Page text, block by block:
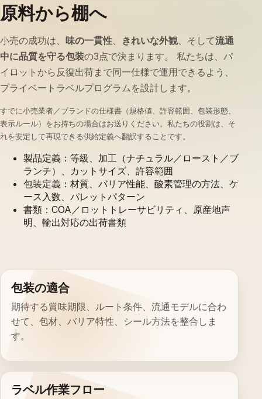
原料から棚へ
小売の成功は、 味の一貫性、 きれいな外観、そして流通
中に品質を守る包装の3点で決まります。 私たちは、パ
イロットから反復出荷まで同一仕様で運用できるよう、
プライベートラベルプログラムを設計します。
すでに小売業者／ブランドの仕様書（規格値、許容範囲、包装形態、
表示ルール）をお持ちの場合はお送りください。私たちの役割は、そ
れを安定して再現できる供給定義へ翻訳することです。
製品定義：等級、加工（ナチュラル／ロースト／ブ
ランチ）、カットサイズ、許容範囲
包装定義：材質、バリア性能、酸素管理の方法、ケ
ース入数、パレットパターン
書類：COA／ロットトレーサビリティ、原産地声
明、輸出対応の出荷書類
包装の適合
期待する賞味期限、ルート条件、流通モデルに合わ
せて、包材、バリア特性、シール方法を整合しま
す。
ラベル作業フロー